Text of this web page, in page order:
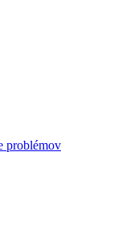
problémov